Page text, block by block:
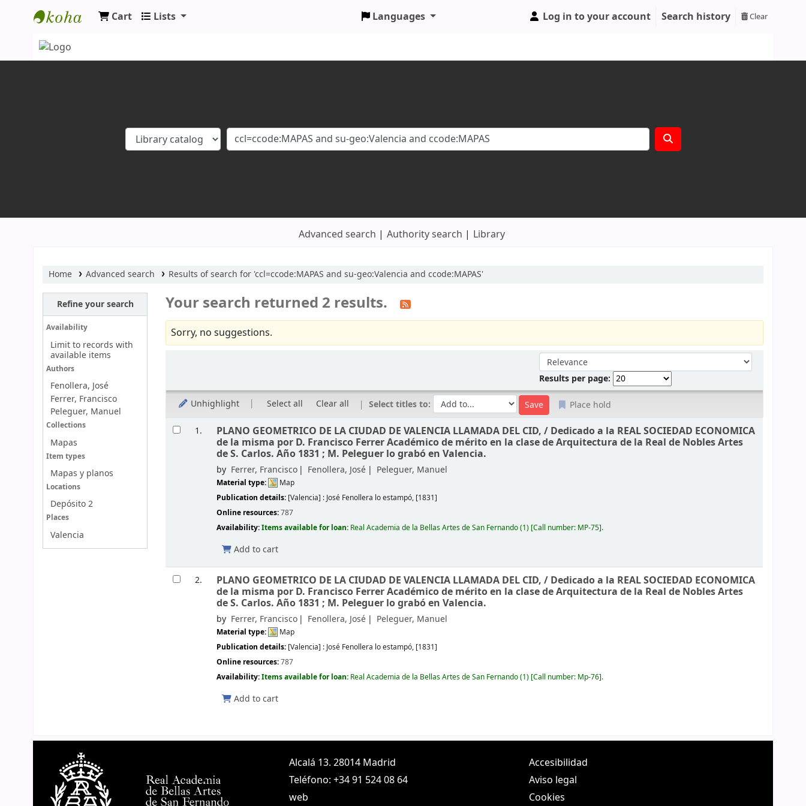
Koha online
Cart Lists Languages Log in to your account Search history Clear
Advanced search Authority search Library
Home Advanced search Results of search for 'ccl=ccode:MAPAS and su-geo:Valencia and ccode:MAPAS'
Refine your search
Availability
Limit to records with
available items
Authors
Fenollera, José
Ferrer, Francisco
Peleguer, Manuel
Collections
Mapas
Item types
Mapas y planos
Locations
Depósito 2
Places
Valencia
Your search returned 2 results.
Sorry, no suggestions.
Sort by:
Results per page:
Unhighlight Select all Clear all Select titles to: Place hold
Results
1. PLANO GEOMETRICO DE LA CIUDAD DE VALENCIA LLAMADA DEL CID, / Dedicado a la REAL SOCIEDAD ECONOMICA
de la misma por D. Francisco Ferrer Académico de mérito en la clase de Arquitectura de la Real de Nobles Artes
de S. Carlos. Año 1831 ; M. Peleguer lo grabó en Valencia.
by Ferrer, Francisco Fenollera, José Peleguer, Manuel
Material type:
Map
Publication details: [Valencia] : José Fenollera lo estampó, [1831]
Online resources:787
Availability:Items available for loan: Real Academia de la Bellas Artes de San Fernando(1) Call number: MP-75 .
Add to cart
2. PLANO GEOMETRICO DE LA CIUDAD DE VALENCIA LLAMADA DEL CID, / Dedicado a la REAL SOCIEDAD ECONOMICA
de la misma por D. Francisco Ferrer Académico de mérito en la clase de Arquitectura de la Real de Nobles Artes
de S. Carlos. Año 1831 ; M. Peleguer lo grabó en Valencia.
by Ferrer, Francisco Fenollera, José Peleguer, Manuel
Material type:
Map
Publication details: [Valencia] : José Fenollera lo estampó, [1831]
Online resources:787
Availability:Items available for loan: Real Academia de la Bellas Artes de San Fernando(1) Call number: Mp-76 .
Add to cart
Alcalá 13. 28014 Madrid
Teléfono: +34 91 524 08 64
web
Accesibilidad
Aviso legal
Cookies